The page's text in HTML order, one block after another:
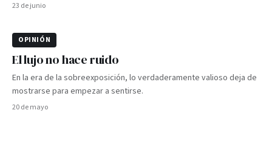
23 de junio
OPINIÓN
El lujo no hace ruido
En la era de la sobreexposición, lo verdaderamente valioso deja de
mostrarse para empezar a sentirse.
20 de mayo